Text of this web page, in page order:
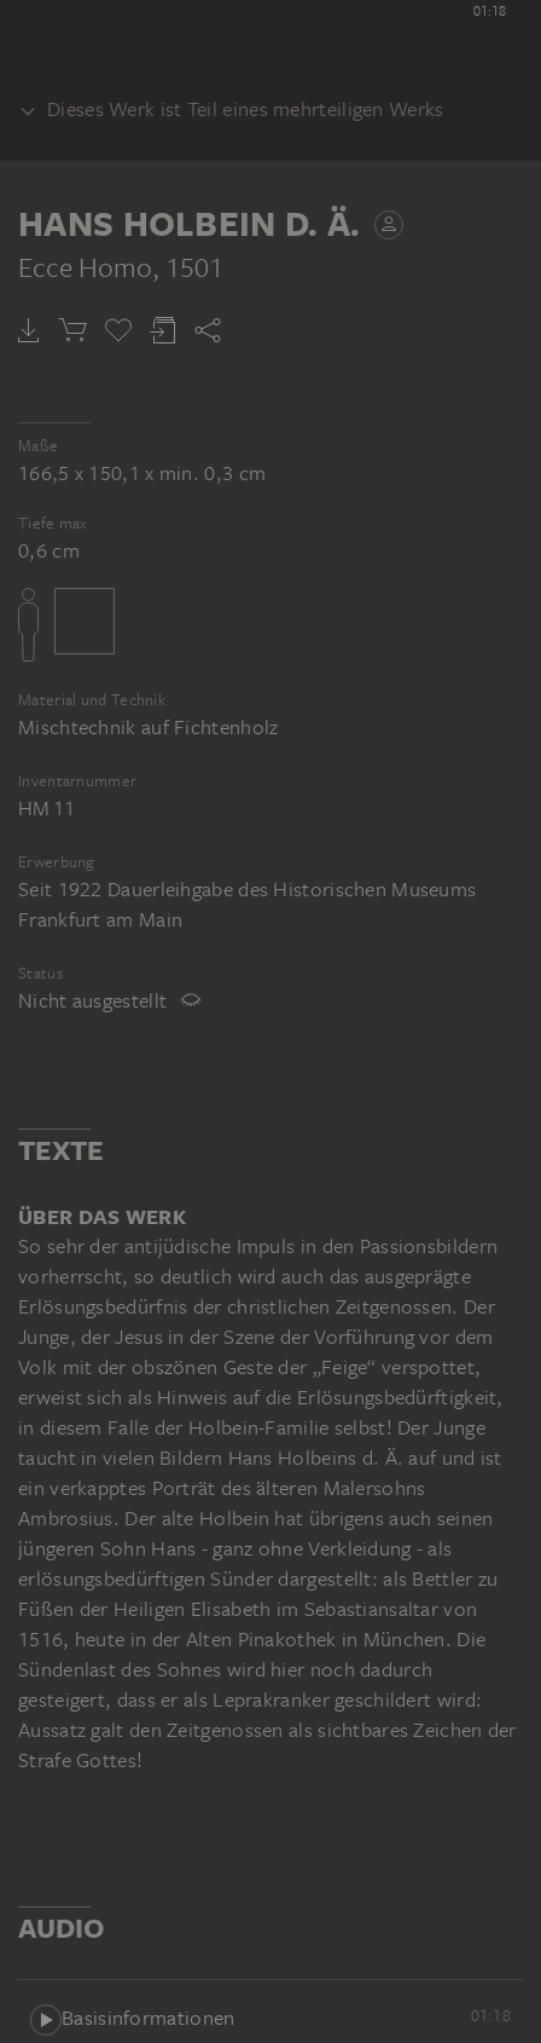
01:18
Dieses Werk ist Teil eines mehrteiligen Werks
HANS HOLBEIN D. Ä.
Ecce Homo, 1501
Maße
166,5 x 150,1 x min. 0,3 cm
Tiefe max
0,6 cm
Material und Technik
Mischtechnik auf Fichtenholz
Inventarnummer
HM 11
Erwerbung
Seit 1922 Dauerleihgabe des Historischen Museums
Frankfurt am Main
Status
Nicht ausgestellt
TEXTE
ÜBER DAS WERK
So sehr der antijüdische Impuls in den Passionsbildern
vorherrscht, so deutlich wird auch das ausgeprägte
Erlösungsbedürfnis der christlichen Zeitgenossen. Der
Junge, der Jesus in der Szene der Vorführung vor dem
Volk mit der obszönen Geste der „Feige“ verspottet,
erweist sich als Hinweis auf die Erlösungsbedürftigkeit,
in diesem Falle der Holbein-Familie selbst! Der Junge
taucht in vielen Bildern Hans Holbeins d. Ä. auf und ist
ein verkapptes Porträt des älteren Malersohns
Ambrosius. Der alte Holbein hat übrigens auch seinen
jüngeren Sohn Hans - ganz ohne Verkleidung - als
erlösungsbedürftigen Sünder dargestellt: als Bettler zu
Füßen der Heiligen Elisabeth im Sebastiansaltar von
1516, heute in der Alten Pinakothek in München. Die
Sündenlast des Sohnes wird hier noch dadurch
gesteigert, dass er als Leprakranker geschildert wird:
Aussatz galt den Zeitgenossen als sichtbares Zeichen der
Strafe Gottes!
AUDIO
Basisinformationen 01:18